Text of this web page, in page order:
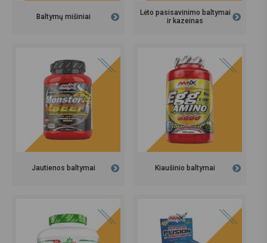
Baltymų mišiniai
Lėto pasisavinimo baltymai
ir kazeinas
Jautienos baltymai Kiaušinio baltymai